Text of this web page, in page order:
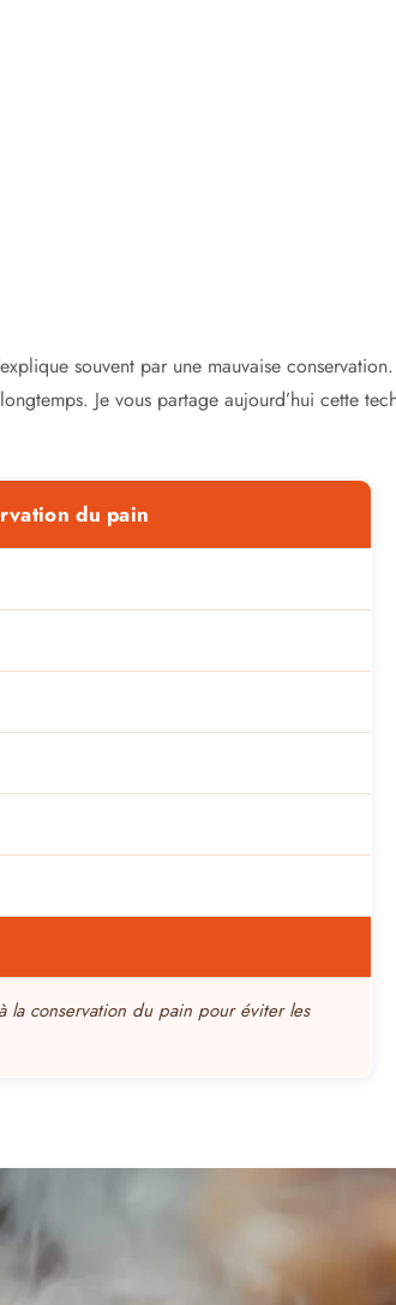
souvent par une mauvaise
Je vous partage aujourd’hui cette
du pain
conservation du pain pour éviter les